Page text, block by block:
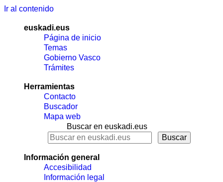
Ir al contenido
euskadi.eus
Página de inicio
Temas
Gobierno Vasco
Trámites
Herramientas
Contacto
Buscador
Mapa web
Buscar en euskadi.eus
Información general
Accesibilidad
Información legal